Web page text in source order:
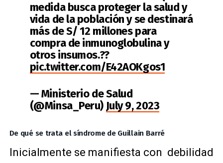
medida busca proteger la salud y
vida de la población y se destinará
más de S/ 12 millones para
compra de inmunoglobulina y
otros insumos.??
pic.twitter.com/E42AOKgos1
— Ministerio de Salud
(@Minsa_Peru)July 9, 2023
De qué se trata el síndrome de Guillain Barré
Inicialmente se manifiesta con debilidad